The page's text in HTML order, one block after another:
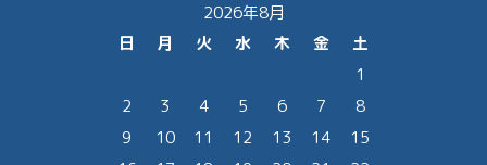
2026年8月
日
月 火 水 木 金
土
1
2
3 4 5 6 7
8
9
10 11 12 13 14
15